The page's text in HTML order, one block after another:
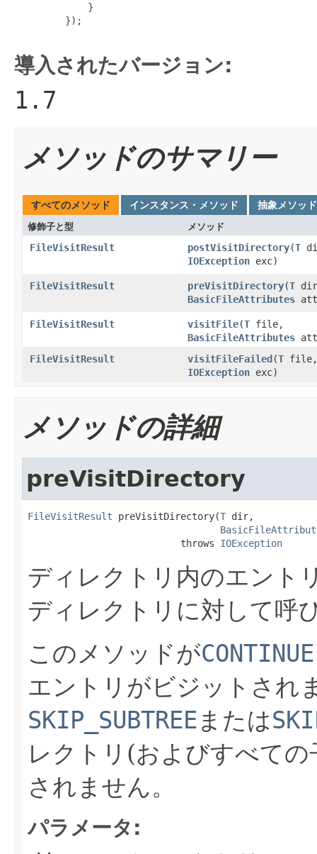
             }
         });
導入されたバージョン:
1.7
メソッドのサマリー
すべてのメソッド インスタンス・メソッド 抽象メソッド
修飾子と型 メソッド
FileVisitResult postVisitDirectory(T
IOException exc)
FileVisitResult preVisitDirectory(T
BasicFileAttributes
FileVisitResult visitFile(T file,
BasicFileAttributes
FileVisitResult
visitFileFailed(T file,
IOException exc)
メソッドの詳細
preVisitDirectory
FileVisitResult preVisitDirectory(T dir,
                           throws
IOException
ディレクトリ内のエント
ディレクトリに対して呼
このメソッドがCONTINUE
エントリがビジットされ
SKIP_SUBTREEまたは
レクトリ(およびすべて
されません。
パラメータ: